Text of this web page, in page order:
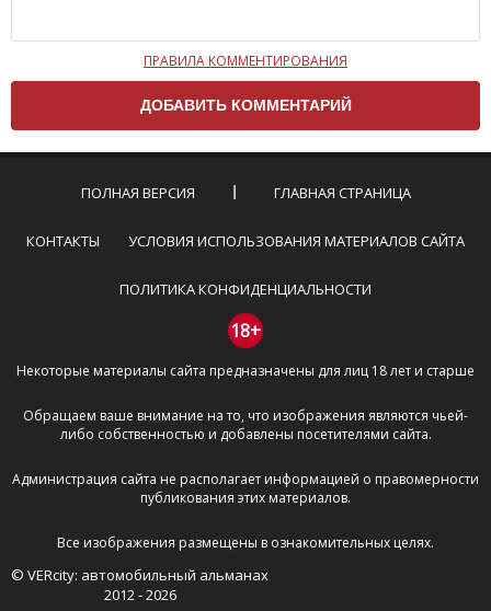
Чтобы ваш комментарий был опубликован на сайте,
вам нужно придерживаться следующих правил:
Комментарий не может быть слишком
эмоциональных высказываний.
Не стоит отклоняться от предмета обсуждения.
Пожалуйста, не используйте в комментарие
призывы к насилию и высказывания,
направленные на разжигание расовой,
межнациональной и религиозной розни —
пожалейте наших модераторов, они кстати
очень славные ребята, поверьте.
буквами.
Не копируйте рецензии с других сайтов, нам
важно именно ваше мнение.
Не размещайте рекламу!
И запаситесь терпением, все комментарии
публикуются только после модерации, поэтому ваш
отзыв может появиться на сайте с некоторым
ПРАВИЛА КОММЕНТИРОВАНИЯ
ПОЛНАЯ ВЕРСИЯ ГЛАВНАЯ СТРАНИЦА
КОНТАКТЫ УСЛОВИЯ ИСПОЛЬЗОВАНИЯ МАТЕРИАЛОВ САЙТА
ПОЛИТИКА КОНФИДЕНЦИАЛЬНОСТИ
18+
Некоторые материалы сайта предназначены для лиц 18 лет и старше
Обращаем ваше внимание на то, что изображения являются чьей-
либо собственностью и добавлены посетителями сайта.
Администрация сайта не располагает информацией о правомерности
публикования этих материалов.
Все изображения размещены в ознакомительных целях.
© VERcity: автомобильный альманах
2012 - 2026